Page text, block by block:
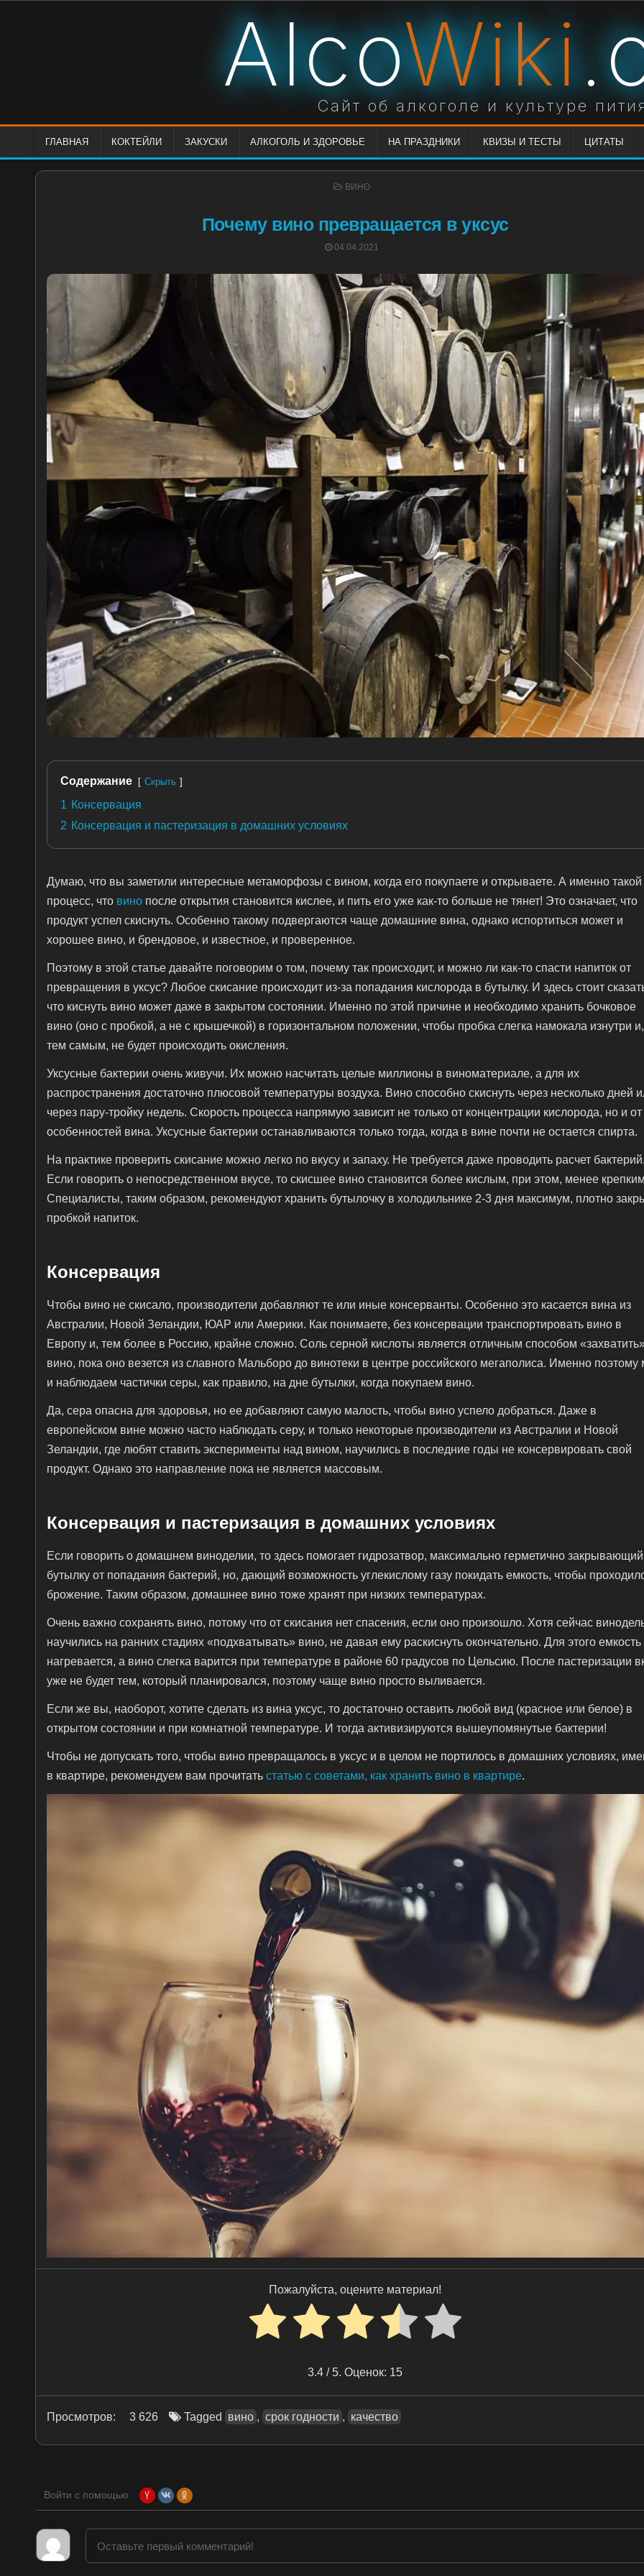
AlcoWiki
Сайт об алкоголе и культуре
ГЛАВНАЯ КОКТЕЙЛИ ЗАКУСКИ АЛКОГОЛЬ И ЗДОРОВЬЕ НА ПРАЗДНИКИ КВИЗЫ И ТЕСТЫ ЦИТАТЫ
POSTED
ВИНО
Почему вино превращается в уксус
POSTED
04.04.2021
Содержание Скрыть
1 Консервация
2 Консервация и пастеризация в домашних условиях
Думаю, что вы заметили интересные метаморфозы с вином, когда его покупаете и открываете. А именно такой
процесс, что вино после открытия становится кислее, и пить его уже как-то больше не тянет! Это означает, что
продукт успел скиснуть. Особенно такому подвергаются чаще домашние вина, однако испортиться может и
хорошее вино, и брендовое, и известное, и проверенное.
Поэтому в этой статье давайте поговорим о том, почему так происходит, и можно ли как-то спасти напиток от
превращения в уксус? Любое скисание происходит из-за попадания кислорода в бутылку. И здесь стоит
что киснуть вино может даже в закрытом состоянии. Именно по этой причине и необходимо хранить бочковое
вино (оно с пробкой, а не с крышечкой) в горизонтальном положении, чтобы пробка слегка намокала изнутри и,
тем самым, не будет происходить окисления.
Уксусные бактерии очень живучи. Их можно насчитать целые миллионы в виноматериале, а для их
распространения достаточно плюсовой температуры воздуха. Вино способно скиснуть через несколько дней
через пару-тройку недель. Скорость процесса напрямую зависит не только от концентрации кислорода, но и от
особенностей вина. Уксусные бактерии останавливаются только тогда, когда в вине почти не остается спирта.
На практике проверить скисание можно легко по вкусу и запаху. Не требуется даже проводить расчет бактерий.
Если говорить о непосредственном вкусе, то скисшее вино становится более кислым, при этом, менее
Специалисты, таким образом, рекомендуют хранить бутылочку в холодильнике 2-3 дня максимум, плотно
пробкой напиток.
Консервация
Чтобы вино не скисало, производители добавляют те или иные консерванты. Особенно это касается вина из
Австралии, Новой Зеландии, ЮАР или Америки. Как понимаете, без консервации транспортировать вино в
Европу и, тем более в Россию, крайне сложно. Соль серной кислоты является отличным способом
вино, пока оно везется из славного Мальборо до винотеки в центре российского мегаполиса. Именно поэтому
и наблюдаем частички серы, как правило, на дне бутылки, когда покупаем вино.
Да, сера опасна для здоровья, но ее добавляют самую малость, чтобы вино успело добраться. Даже в
европейском вине можно часто наблюдать серу, и только некоторые производители из Австралии и Новой
Зеландии, где любят ставить эксперименты над вином, научились в последние годы не консервировать свой
продукт. Однако это направление пока не является массовым.
Консервация и пастеризация в домашних условиях
Если говорить о домашнем виноделии, то здесь помогает гидрозатвор, максимально герметично закрывающий
бутылку от попадания бактерий, но, дающий возможность углекислому газу покидать емкость, чтобы
брожение. Таким образом, домашнее вино тоже хранят при низких температурах.
Очень важно сохранять вино, потому что от скисания нет спасения, если оно произошло. Хотя сейчас
научились на ранних стадиях «подхватывать» вино, не давая ему раскиснуть окончательно. Для этого емкость
нагревается, а вино слегка варится при температуре в районе 60 градусов по Цельсию. После пастеризации
уже не будет тем, который планировался, поэтому чаще вино просто выливается.
Если же вы, наоборот, хотите сделать из вина уксус, то достаточно оставить любой вид (красное или белое) в
открытом состоянии и при комнатной температуре. И тогда активизируются вышеупомянутые бактерии!
Чтобы не допускать того, чтобы вино превращалось в уксус и в целом не портилось в домашних условиях,
в квартире, рекомендуем вам прочитатьстатью с советами, как хранить вино в квартире.
Пожалуйста, оцените материал!
3.4 / 5. Оценок: 15
Просмотров: 3 626 Tagged вино , срок годности , качество
Войти с помощью